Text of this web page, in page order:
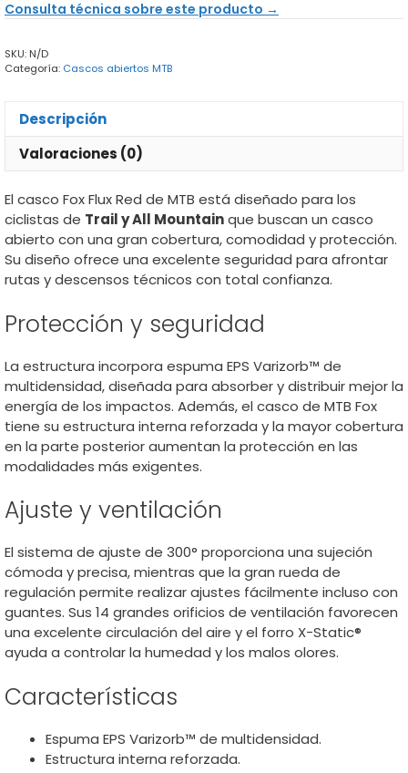
cantidad
Consulta técnica sobre este producto →
SKU: N/D
Categoría: Cascos abiertos MTB
Descripción
Valoraciones (0)
El casco Fox Flux Red de MTB está diseñado para los
ciclistas de Trail y All Mountainque buscan un casco
abierto con una gran cobertura, comodidad y protección.
Su diseño ofrece una excelente seguridad para afrontar
rutas y descensos técnicos con total confianza.
Protección y seguridad
La estructura incorpora espuma EPS Varizorb™ de
multidensidad, diseñada para absorber y distribuir mejor la
energía de los impactos. Además, el casco de MTB Fox
tiene su estructura interna reforzada y la mayor cobertura
en la parte posterior aumentan la protección en las
modalidades más exigentes.
Ajuste y ventilación
El sistema de ajuste de 300° proporciona una sujeción
cómoda y precisa, mientras que la gran rueda de
regulación permite realizar ajustes fácilmente incluso con
guantes. Sus 14 grandes orificios de ventilación favorecen
una excelente circulación del aire y el forro X-Static®
ayuda a controlar la humedad y los malos olores.
Características
Espuma EPS Varizorb™ de multidensidad.
Estructura interna reforzada.